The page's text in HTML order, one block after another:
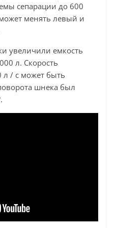
сепарации до 600
менять левый и
увеличили емкость
л. Скорость
л / с может быть
шнека был